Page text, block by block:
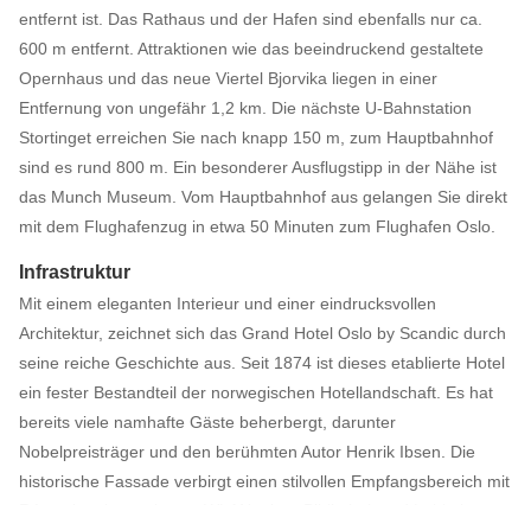
entfernt ist. Das Rathaus und der Hafen sind ebenfalls nur ca.
600 m entfernt. Attraktionen wie das beeindruckend gestaltete
Opernhaus und das neue Viertel Bjorvika liegen in einer
Entfernung von ungefähr 1,2 km. Die nächste U-Bahnstation
Stortinget erreichen Sie nach knapp 150 m, zum Hauptbahnhof
sind es rund 800 m. Ein besonderer Ausflugstipp in der Nähe ist
das Munch Museum. Vom Hauptbahnhof aus gelangen Sie direkt
mit dem Flughafenzug in etwa 50 Minuten zum Flughafen Oslo.
Infrastruktur
Mit einem eleganten Interieur und einer eindrucksvollen
Architektur, zeichnet sich das Grand Hotel Oslo by Scandic durch
seine reiche Geschichte aus. Seit 1874 ist dieses etablierte Hotel
ein fester Bestandteil der norwegischen Hotellandschaft. Es hat
bereits viele namhafte Gäste beherbergt, darunter
Nobelpreisträger und den berühmten Autor Henrik Ibsen. Die
historische Fassade verbirgt einen stilvollen Empfangsbereich mit